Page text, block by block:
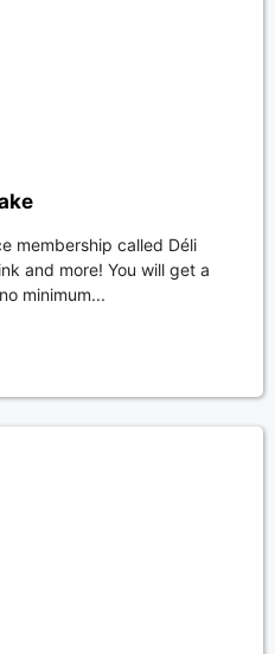
membership called Déli
and more! You will get a
minimum...